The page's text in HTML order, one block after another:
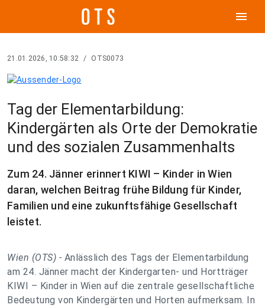
menu
21.01.2026, 10:58:32 / OTS0073
Tag der Elementarbildung:
Kindergärten als Orte der Demokratie
und des sozialen Zusammenhalts
Zum 24. Jänner erinnert KIWI – Kinder in Wien
daran, welchen Beitrag frühe Bildung für Kinder,
Familien und eine zukunftsfähige Gesellschaft
leistet.
Wien (OTS) - Anlässlich des Tags der Elementarbildung
am 24. Jänner macht der Kindergarten- und Hortträger
KIWI – Kinder in Wien auf die zentrale gesellschaftliche
Bedeutung von Kindergärten und Horten aufmerksam. In